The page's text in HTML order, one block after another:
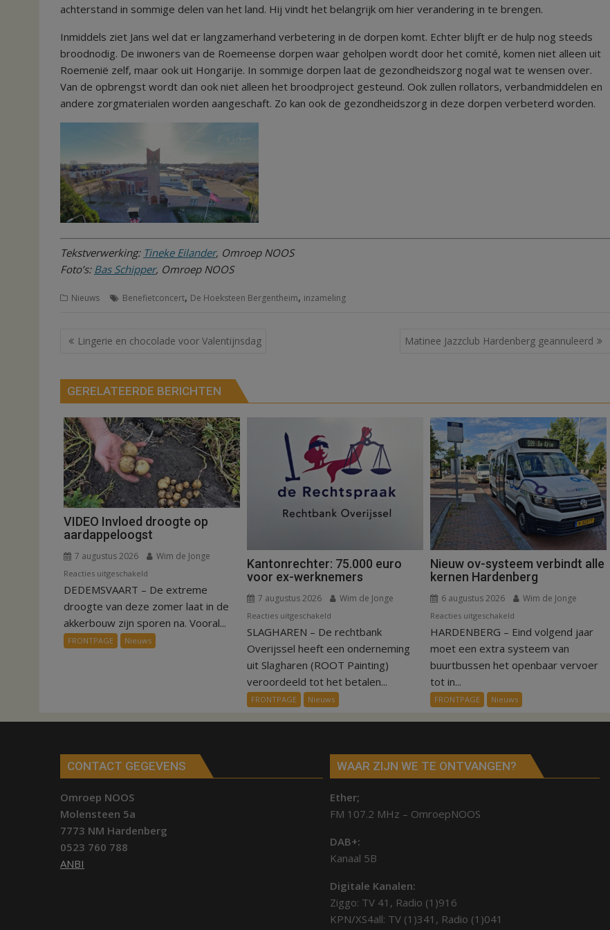
achterstand in sommige delen van het land. Hij vindt het belangrijk om hier verandering in te brengen.
Inmiddels ziet Jans wel dat er langzamerhand verbetering in de dorpen komt. Echter blijft er de hulp nog steeds
broodnodig. De inwoners van de Roemeense dorpen waar geholpen wordt door het comité, komen niet alleen uit
Roemenië zelf, maar ook uit Hongarije. In sommige dorpen laat de gezondheidszorg nogal wat te wensen over.
Van de opbrengst wordt dan ook niet alleen het broodproject gesteund. Ook zullen rollators, verbandmiddelen en
andere zorgmaterialen worden aangeschaft. Zo kan ook de gezondheidszorg in deze dorpen verbeterd worden.
Tekstverwerking: Tineke Eilander, Omroep NOOS
Foto’s: Bas Schipper, Omroep NOOS
Nieuws Benefietconcert, De Hoeksteen Bergentheim, inzameling
Bericht
Lingerie en chocolade voor Valentijnsdag Matinee Jazzclub Hardenberg geannuleerd
GERELATEERDE BERICHTEN
VIDEO Invloed droogte op
aardappeloogst
7 augustus 2026 Wim de Jonge
Reacties uitgeschakeld
VIDEO
Invloed
op
aardappeloogst
DEDEMSVAART – De extreme
droogte van deze zomer laat in de
akkerbouw zijn sporen na. Vooral...
FRONTPAGE Nieuws
Kantonrechter: 75.000 euro
voor ex-werknemers
7 augustus 2026 Wim de Jonge
Reacties uitgeschakeld
Kantonrechter:
75.000
euro
ex-
werknemers
SLAGHAREN – De rechtbank
Overijssel heeft een onderneming
uit Slagharen (ROOT Painting)
veroordeeld tot het betalen...
FRONTPAGE Nieuws
Nieuw ov-systeem verbindt alle
kernen Hardenberg
6 augustus 2026 Wim de Jonge
Reacties uitgeschakeld
Nieuw
ov-
systeem
verbindt
alle
kernen
Hardenberg
HARDENBERG – Eind volgend jaar
moet een extra systeem van
buurtbussen het openbaar vervoer
tot in...
FRONTPAGE Nieuws
CONTACT GEGEVENS
Omroep NOOS
Molensteen 5a
7773 NM Hardenberg
0523 760 788
ANBI
WAAR ZIJN WE TE ONTVANGEN?
Ether;
FM 107.2 MHz – OmroepNOOS
DAB+:
Kanaal 5B
Digitale Kanalen:
Ziggo: TV 41, Radio (1)916
KPN/XS4all: TV (1)341, Radio (1)041